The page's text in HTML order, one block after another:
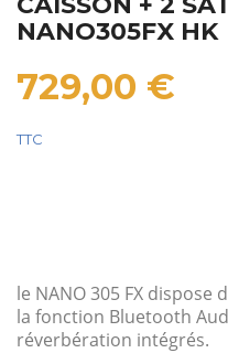
NANO305FX HK
729,00 €
TTC
le NANO 305 FX dispose
la fonction Bluetooth
réverbération intégrés.